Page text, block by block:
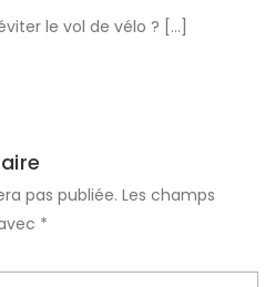
le vol de vélo ? […]
pas publiée. Les champs
*